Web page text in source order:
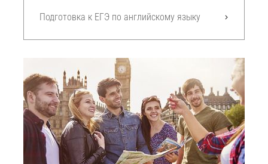
Подготовка к ЕГЭ по английскому языку